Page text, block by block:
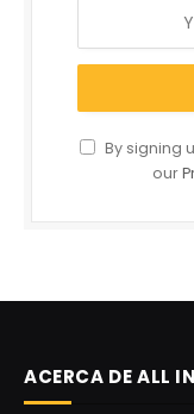
By signing
our
ACERCA DE ALL